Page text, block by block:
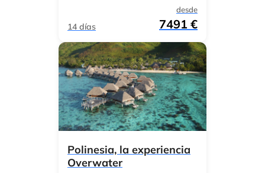
14 días
desde
7491 €
Polinesia, la experiencia
Overwater